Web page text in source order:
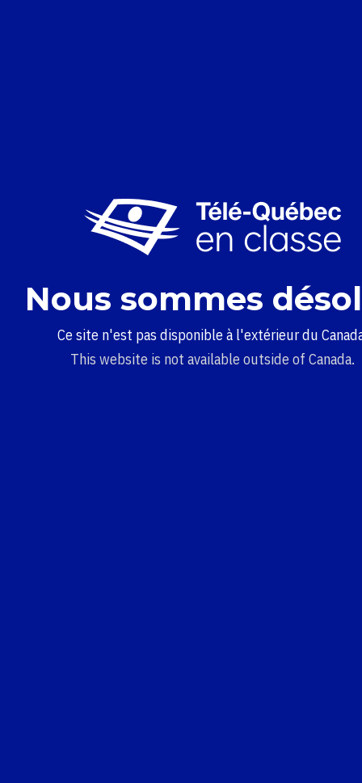
Nous sommes
Ce site n'est pas disponible à l'extérieur du
This website is not available outside of Canada.